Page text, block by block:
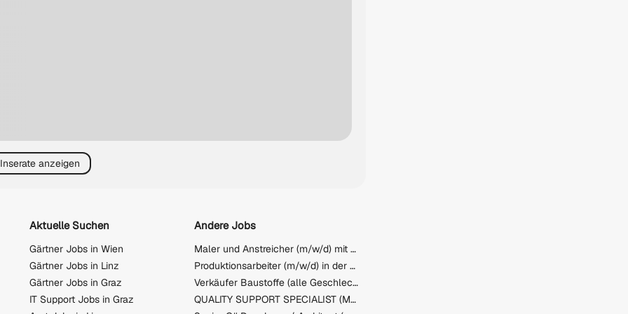
anzeigen
Aktuelle Suchen
Gärtner Jobs in Wien
Gärtner Jobs in Linz
Gärtner Jobs in Graz
IT Support Jobs in Graz
Andere Jobs
Maler und Anstreicher (m/w/d) mit Berufserfahrung
Produktionsarbeiter (m/w/d) in der Metallverarbeitung
Verkäufer Baustoffe (alle Geschlechter)
QUALITY SUPPORT SPECIALIST (M/W/D)